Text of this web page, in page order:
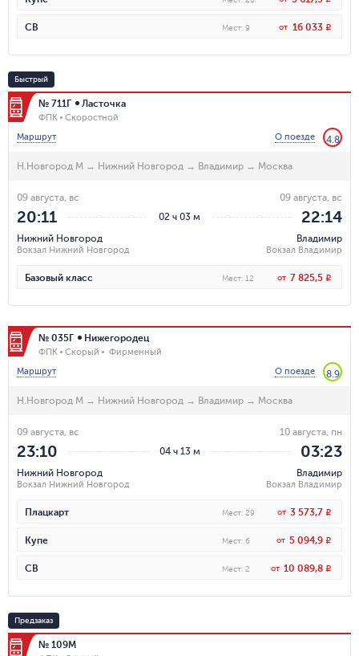
СВ Мест: 9 от 16 033 R
Быстрый
№ 711Г Ласточка
ФПК
Скоростной
Маршрут
О поезде 4.8
Н.Новгород М → Нижний Новгород → Владимир → Москва
02 ч 03 м
09 августа, вс
20:11
Нижний Новгород
Вокзал Нижний Новгород
09 августа, вс
22:14
Владимир
Вокзал Владимир
Базовый класс Мест: 12 от 7 825,5 R
№ 035Г Нижегородец
ФПК Скорый
Фирменный
Маршрут
О поезде 8.9
Н.Новгород М → Нижний Новгород → Владимир → Москва
04 ч 13 м
09 августа, вс
23:10
Нижний Новгород
Вокзал Нижний Новгород
10 августа, пн
03:23
Владимир
Вокзал Владимир
Плацкарт Мест: 29 от 3 573,7 R
Купе Мест: 6 от 5 094,9 R
СВ Мест: 2 от 10 089,8 R
Предзаказ
№ 109М